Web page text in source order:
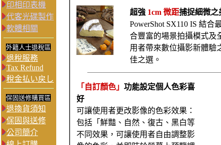
印相印表機
代客光碟製作
軟體相關
外籍人士退稅區
退稅服務
Tax Refund
稅金払い戻し
保固送修購買區
退換貨須知
保固與送修
公司簡介
超強1cm 微距捕捉細微之
PowerShot SX110 IS 結
合豐富的場景拍攝模式及
用者帶來數位攝影新體驗
佳之選。
「自訂顏色」 功能設定個人色彩喜
好
可讓使用者更改影像的色彩效果：
包括「鮮豔、自然、復古、黑白等
不同效果，可讓使用者自由調整影